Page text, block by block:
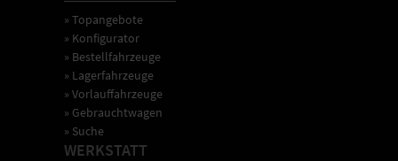
» Topangebote
» Konfigurator
» Bestellfahrzeuge
» Lagerfahrzeuge
» Vorlauffahrzeuge
» Gebrauchtwagen
» Suche
WERKSTATT